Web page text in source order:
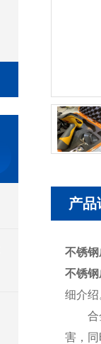
产品
不锈
不锈
细介绍
合金
害，